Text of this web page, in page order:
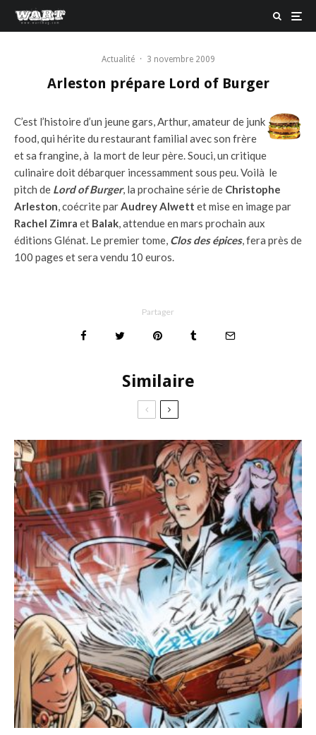
Actualité · 3 novembre 2009
Arleston prépare Lord of Burger
C’est l’histoire d’un jeune gars, Arthur, amateur de junk
food, qui hérite du restaurant familial avec son frère
et sa frangine, à la mort de leur père. Souci, un critique
culinaire doit débarquer incessamment sous peu. Voilà le
pitch de Lord of Burger, la prochaine série de Christophe
Arleston, coécrite parAudrey Alwett et mise en image par
Rachel Zimra et Balak, attendue en mars prochain aux
éditions Glénat. Le premier tome, Clos des épices, fera près de
100 pages et sera vendu 10 euros.
Partager
Similaire